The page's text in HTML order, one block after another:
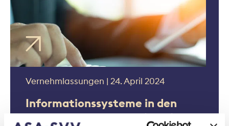
Vernehmlassungen | 24. April 2024
Informationssysteme in den
Sozialversicherungen (BISS)